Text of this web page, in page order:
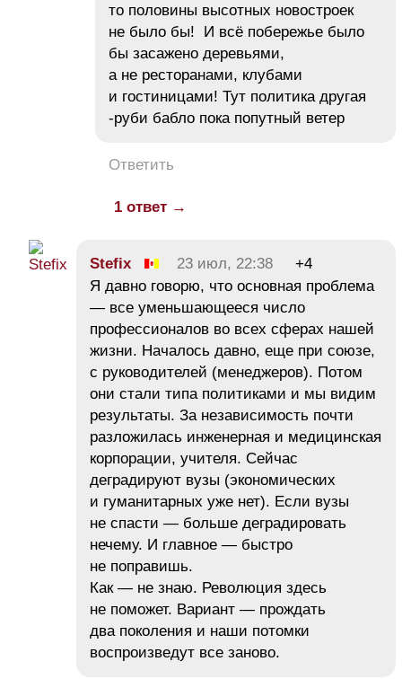
то половины высотных новостроек
не было бы! И всё побережье было
бы засажено деревьями,
а не ресторанами, клубами
и гостиницами! Тут политика другая
-руби бабло пока попутный ветер
Ответить
1 ответ →
Stefix 23 июл, 22:38
+4
Я давно говорю, что основная проблема
— все уменьшающееся число
профессионалов во всех сферах нашей
жизни. Началось давно, еще при союзе,
с руководителей (менеджеров). Потом
они стали типа политиками и мы видим
результаты. За независимость почти
разложилась инженерная и медицинская
корпорации, учителя. Сейчас
деградируют вузы (экономических
и гуманитарных уже нет). Если вузы
не спасти — больше деградировать
нечему. И главное — быстро
не поправишь.
Как — не знаю. Революция здесь
не поможет. Вариант — прождать
два поколения и наши потомки
воспроизведут все заново.